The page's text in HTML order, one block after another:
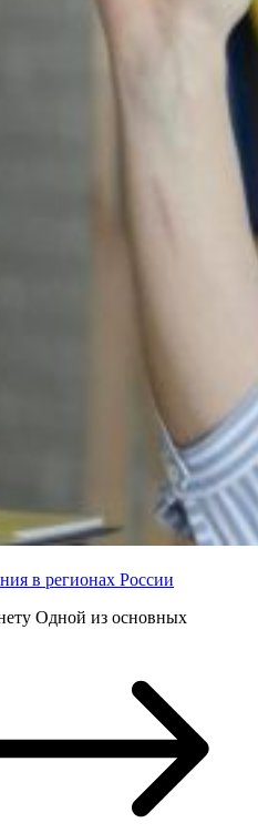
в регионах России
Одной из основных